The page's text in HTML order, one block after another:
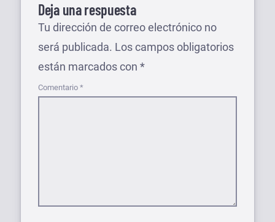
Deja una respuesta
Tu dirección de correo electrónico no
será publicada. Los campos obligatorios
están marcados con *
Comentario *